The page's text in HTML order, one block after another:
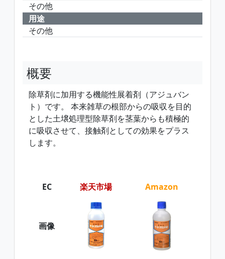
その他
用途
その他
概要
除草剤に加用する機能性展着剤（アジュバン
ト）です。 本来雑草の根部からの吸収を目的
とした土壌処理型除草剤を茎葉からも積極的
に吸収させて、接触剤としての効果をプラス
します。
EC 楽天市場 Amazon
画像